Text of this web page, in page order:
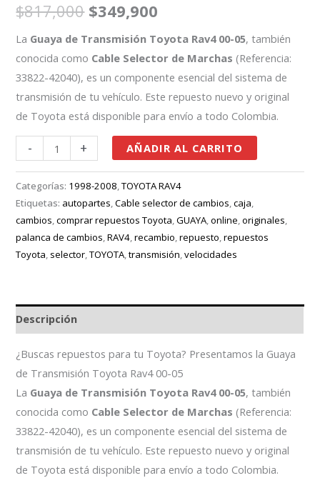
$817,000 $349,900
La Guaya de Transmisión Toyota Rav4 00-05, también
conocida como Cable Selector de Marchas (Referencia:
33822-42040), es un componente esencial del sistema de
transmisión de tu vehículo. Este repuesto nuevo y original
de Toyota está disponible para envío a todo Colombia.
- + AÑADIR AL CARRITO
Categorías: 1998-2008 ,TOYOTA RAV4
Etiquetas: autopartes ,Cable selector de cambios ,caja
cambios ,comprar repuestos Toyota ,GUAYA ,online ,originales
palanca de cambios ,RAV4 ,recambio ,repuesto ,repuestos
Toyota selector ,TOYOTA ,transmisión ,velocidades
Descripción
¿Buscas repuestos para tu Toyota? Presentamos la Guaya
de Transmisión Toyota Rav4 00-05
La Guaya de Transmisión Toyota Rav4 00-05, también
conocida como Cable Selector de Marchas (Referencia:
33822-42040), es un componente esencial del sistema de
transmisión de tu vehículo. Este repuesto nuevo y original
de Toyota está disponible para envío a todo Colombia.